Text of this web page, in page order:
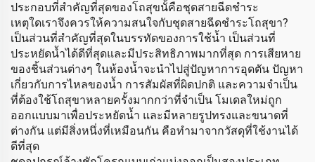
ประกอบที่สำคัญที่สุดของโถสุขนั้คือชุดสายฉีดชำระ
เหตุใดเราจึงควรให้ความสนใจกับชุดสายฉีดชำระโถสุขา?
เป็นส่วนที่สำคัญที่สุดในบรรทัดของการใช้น้ำ เป็นส่วนที่
ประหยัดน้ำได้ดีที่สุดและมีประสิทธิภาพมากที่สุด การเสียหาย
ของชิ้นส่วนต่างๆ ในห้องน้ำจะนำไปสู่ปัญหาการอุดตัน ปัญหา
เกี่ยวกับการไหลของน้ำ การสัมผัสที่ผิดปกติ และความจำเป็น
ที่ต้องใช้โถสุขาหลายครั้งมากกว่าที่จำเป็น โมเดลใหม่ถูก
ออกแบบมาเพื่อประหยัดน้ำ และมีหลายรูปทรงและขนาดที่
ต่างกัน แต่มีสิ่งหนึ่งที่เหมือนกัน คือทำมาจากวัสดุที่ใช้งานได้
ดีที่สุด